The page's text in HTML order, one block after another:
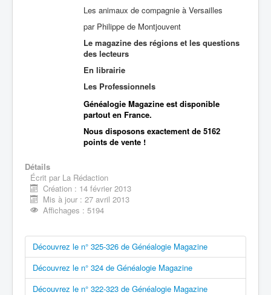
Les animaux de compagnie à Versailles
par Philippe de Montjouvent
Le magazine des régions et les questions
des lecteurs
En librairie
Les Professionnels
Généalogie Magazine est disponible
partout en France.
Nous disposons exactement de 5162
points de vente !
Détails
Écrit par La Rédaction
Création : 14 février 2013
Mis à jour : 27 avril 2013
Affichages : 5194
Découvrez le n° 325-326 de Généalogie Magazine
Découvrez le n° 324 de Généalogie Magazine
Découvrez le n° 322-323 de Généalogie Magazine